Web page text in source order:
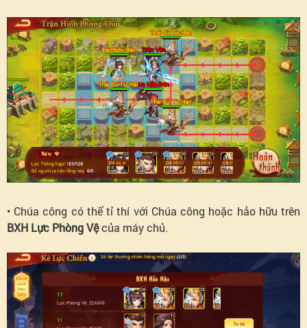
• Chúa công có thể tỉ thí với Chúa công hoặc hảo hữu trên
BXH Lực Phòng Vệcủa máy chủ.